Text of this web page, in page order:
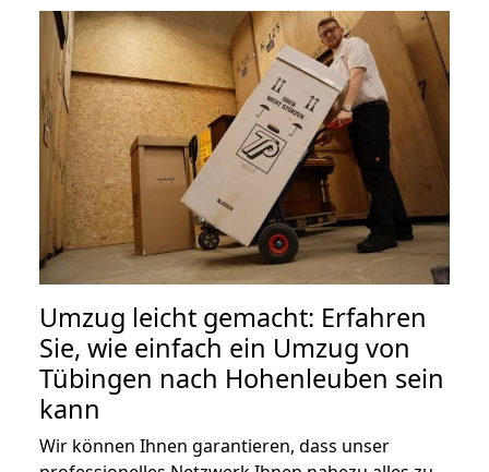
Umzug leicht gemacht: Erfahren
Sie, wie einfach ein Umzug von
Tübingen nach Hohenleuben sein
kann
Wir können Ihnen garantieren, dass unser